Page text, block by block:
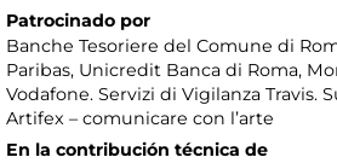
Patrocinado por
Banche Tesoriere del Comune di
Paribas, Unicredit Banca di Roma,
Vodafone. Servizi di Vigilanza Travis.
Artifex – comunicare con l’arte
En la contribución técnica de